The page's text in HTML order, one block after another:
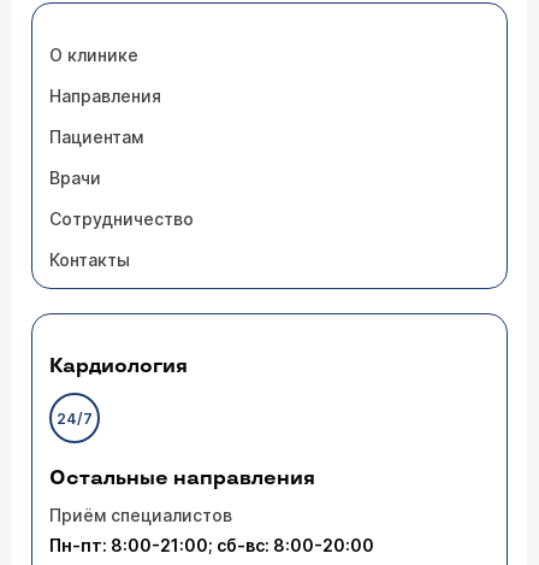
О клинике
Направления
Пациентам
Врачи
Сотрудничество
Контакты
Кардиология
24/7
Остальные направления
Приём специалистов
Пн-пт: 8:00-21:00; сб-вс: 8:00-20:00